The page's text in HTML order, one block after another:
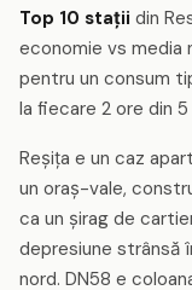
Top 10 stații din
economie vs media
pentru un consum
la fiecare 2 ore din
Reșița e un caz
un oraș-vale,
ca un șirag de
depresiune strânsă
nord. DN58 e